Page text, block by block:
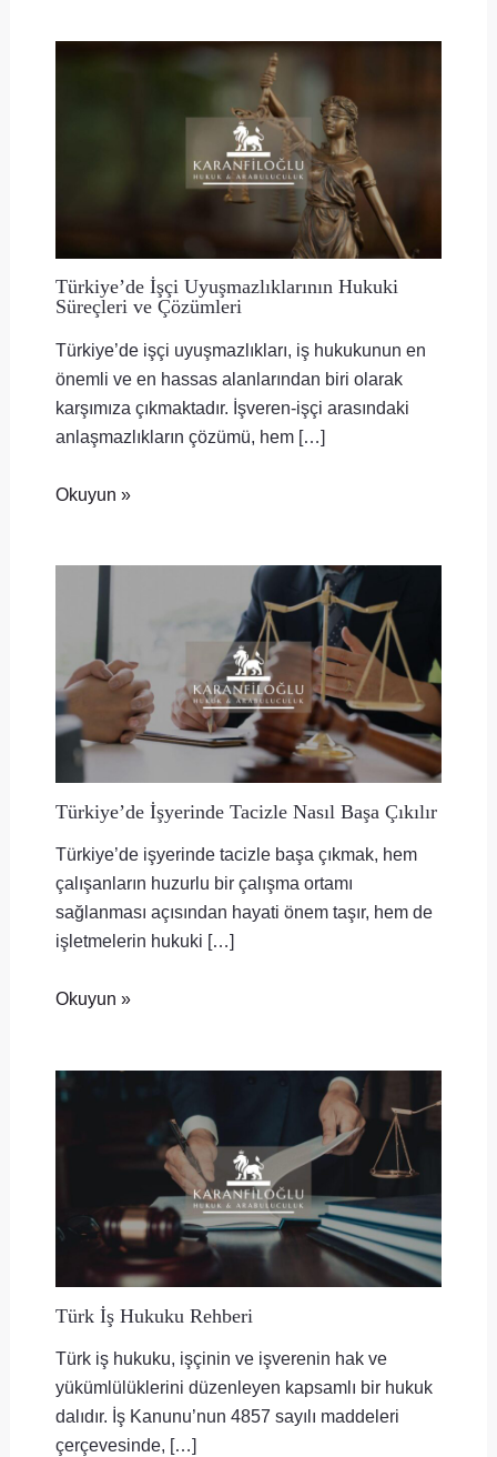
Türkiye’de İşçi Uyuşmazlıklarının Hukuki
Süreçleri ve Çözümleri
Türkiye’de işçi uyuşmazlıkları, iş hukukunun en
önemli ve en hassas alanlarından biri olarak
karşımıza çıkmaktadır. İşveren-işçi arasındaki
anlaşmazlıkların çözümü, hem […]
Okuyun »
Türkiye’de İşyerinde Tacizle Nasıl Başa Çıkılır
Türkiye’de işyerinde tacizle başa çıkmak, hem
çalışanların huzurlu bir çalışma ortamı
sağlanması açısından hayati önem taşır, hem de
işletmelerin hukuki […]
Okuyun »
Türk İş Hukuku Rehberi
Türk iş hukuku, işçinin ve işverenin hak ve
yükümlülüklerini düzenleyen kapsamlı bir hukuk
dalıdır. İş Kanunu’nun 4857 sayılı maddeleri
çerçevesinde, […]